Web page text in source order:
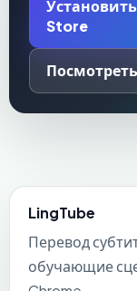
Store
LingTube
Перевод
обучающие